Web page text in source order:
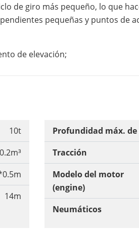
de giro más pequeño, lo que
pequeñas y puntos de
de elevación;
10t
0.2m³
14m
Profundidad máx. de
Tracción
Modelo del motor
(engine)
Neumáticos